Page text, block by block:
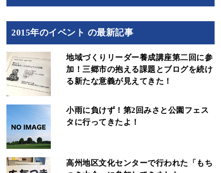
2015年のイベント の最新記事
地域づくりリーダー養成講座第二回に参
加！三郷市の抱える課題とブログを続け
る新たな意義が見えてきた！
小雨に負けず！第2回みさと公園フェス
タに行ってきたよ！
高州地区文化センターで行われた「もち